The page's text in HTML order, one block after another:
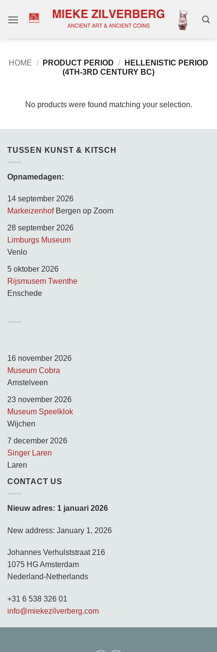
HOME / PRODUCT PERIOD /
HELLENISTIC PERIOD
(4TH-3RD CENTURY BC)
No products were found matching your selection.
TUSSEN KUNST & KITSCH
Opnamedagen:
14 september 2026
MarkeizenhofBergen op Zoom
28 september 2026
Limburgs Museum
Venlo
5 oktober 2026
Rijsmusem Twenthe
Enschede
16 november 2026
Museum Cobra
Amstelveen
23 november 2026
Museum Speelklok
Wijchen
7 december 2026
Singer Laren
Laren
CONTACT US
Nieuw adres: 1 januari 2026
New address: January 1, 2026
Johannes Verhulststraat 216
1075 HG Amsterdam
Nederland-Netherlands
+31 6 538 326 01
info@miekezilverberg.com